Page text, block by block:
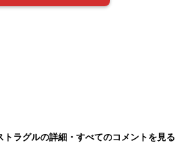
トラグルの詳細・すべてのコメントを見る